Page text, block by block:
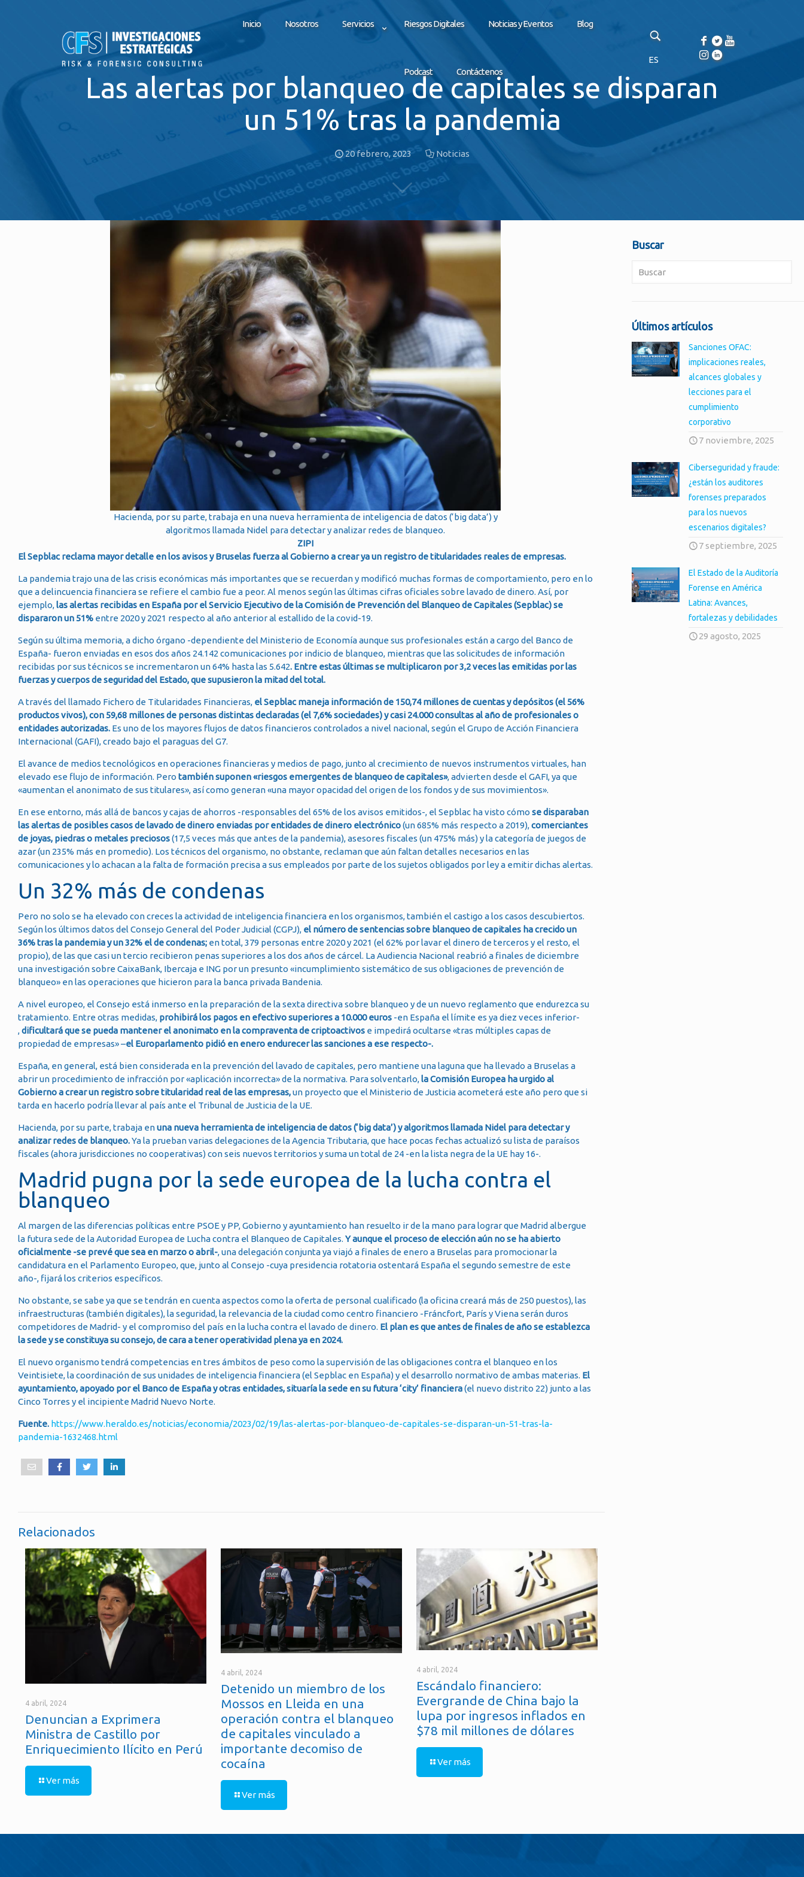
Inicio Nosotros Servicios Riesgos Digitales Noticias y Eventos Blog
Podcast Contáctenos
ES
Las alertas por blanqueo de capitales se disparan
un 51% tras la pandemia
20 febrero, 2023 Noticias
Hacienda, por su parte, trabaja en una nueva herramienta de inteligencia de datos (‘big data’) y
algoritmos llamada Nidel para detectar y analizar redes de blanqueo.
ZIPI
El Sepblac reclama mayor detalle en los avisos y Bruselas fuerza al Gobierno a crear ya un registro de titularidades reales de empresas.
La pandemia trajo una de las crisis económicas más importantes que se recuerdan y modificó muchas formas de comportamiento, pero en lo
que a delincuencia financiera se refiere el cambio fue a peor. Al menos según las últimas cifras oficiales sobre lavado de dinero. Así, por
ejemplo,las alertas recibidas en España por el Servicio Ejecutivo de la Comisión de Prevención del Blanqueo de Capitales (Sepblac) se
dispararon un 51% entre 2020 y 2021 respecto al año anterior al estallido de la covid-19.
Según su última memoria, a dicho órgano -dependiente del Ministerio de Economía aunque sus profesionales están a cargo del Banco de
España- fueron enviadas en esos dos años 24.142 comunicaciones por indicio de blanqueo, mientras que las solicitudes de información
recibidas por sus técnicos se incrementaron un 64% hasta las 5.642. Entre estas últimas se multiplicaron por 3,2 veces las emitidas por las
fuerzas y cuerpos de seguridad del Estado, que supusieron la mitad del total.
A través del llamado Fichero de Titularidades Financieras, el Sepblac maneja información de 150,74 millones de cuentas y depósitos (el 56%
productos vivos), con 59,68 millones de personas distintas declaradas (el 7,6% sociedades) y casi 24.000 consultas al año de profesionales o
entidades autorizadas. Es uno de los mayores flujos de datos financieros controlados a nivel nacional, según el Grupo de Acción Financiera
Internacional (GAFI), creado bajo el paraguas del G7.
El avance de medios tecnológicos en operaciones financieras y medios de pago, junto al crecimiento de nuevos instrumentos virtuales, han
elevado ese flujo de información. Pero también suponen «riesgos emergentes de blanqueo de capitales», advierten desde el GAFI, ya que
«aumentan el anonimato de sus titulares», así como generan «una mayor opacidad del origen de los fondos y de sus movimientos».
En ese entorno, más allá de bancos y cajas de ahorros -responsables del 65% de los avisos emitidos-, el Sepblac ha visto cómo se disparaban
las alertas de posibles casos de lavado de dinero enviadas por entidades de dinero electrónico(un 685% más respecto a 2019),comerciantes
de joyas, piedras o metales preciosos(17,5 veces más que antes de la pandemia), asesores fiscales (un 475% más) y la categoría de juegos de
azar (un 235% más en promedio). Los técnicos del organismo, no obstante, reclaman que aún faltan detalles necesarios en las
comunicaciones y lo achacan a la falta de formación precisa a sus empleados por parte de los sujetos obligados por ley a emitir dichas alertas.
Un 32% más de condenas
Pero no solo se ha elevado con creces la actividad de inteligencia financiera en los organismos, también el castigo a los casos descubiertos.
Según los últimos datos del Consejo General del Poder Judicial (CGPJ), el número de sentencias sobre blanqueo de capitales ha crecido un
36% tras la pandemia y un 32% el de condenas; en total, 379 personas entre 2020 y 2021 (el 62% por lavar el dinero de terceros y el resto, el
propio), de las que casi un tercio recibieron penas superiores a los dos años de cárcel. La Audiencia Nacional reabrió a finales de diciembre
una investigación sobre CaixaBank, Ibercaja e ING por un presunto «incumplimiento sistemático de sus obligaciones de prevención de
blanqueo» en las operaciones que hicieron para la banca privada Bandenia.
A nivel europeo, el Consejo está inmerso en la preparación de la sexta directiva sobre blanqueo y de un nuevo reglamento que endurezca su
tratamiento. Entre otras medidas, prohibirá los pagos en efectivo superiores a 10.000 euros -en España el límite es ya diez veces inferior-
,dificultará que se pueda mantener el anonimato en la compraventa de criptoactivos e impedirá ocultarse «tras múltiples capas de
propiedad de empresas» –el Europarlamento pidió en enero endurecer las sanciones a ese respecto-.
España, en general, está bien considerada en la prevención del lavado de capitales, pero mantiene una laguna que ha llevado a Bruselas a
abrir un procedimiento de infracción por «aplicación incorrecta» de la normativa. Para solventarlo,la Comisión Europea ha urgido al
Gobierno a crear un registro sobre titularidad real de las empresas,un proyecto que el Ministerio de Justicia acometerá este año pero que si
tarda en hacerlo podría llevar al país ante el Tribunal de Justicia de la UE.
Hacienda, por su parte, trabaja enuna nueva herramienta de inteligencia de datos (‘big data’) y algoritmos llamada Nidel para detectar y
analizar redes de blanqueo.Ya la prueban varias delegaciones de la Agencia Tributaria, que hace pocas fechas actualizó su lista de paraísos
fiscales (ahora jurisdicciones no cooperativas) con seis nuevos territorios y suma un total de 24 -en la lista negra de la UE hay 16-.
Madrid pugna por la sede europea de la lucha contra el
blanqueo
Al margen de las diferencias políticas entre PSOE y PP, Gobierno y ayuntamiento han resuelto ir de la mano para lograr que Madrid albergue
la futura sede de la Autoridad Europea de Lucha contra el Blanqueo de Capitales. Y aunque el proceso de elección aún no se ha abierto
oficialmente -se prevé que sea en marzo o abril-, una delegación conjunta ya viajó a finales de enero a Bruselas para promocionar la
candidatura en el Parlamento Europeo, que, junto al Consejo -cuya presidencia rotatoria ostentará España el segundo semestre de este
año-, fijará los criterios específicos.
No obstante, se sabe ya que se tendrán en cuenta aspectos como la oferta de personal cualificado (la oficina creará más de 250 puestos), las
infraestructuras (también digitales), la seguridad, la relevancia de la ciudad como centro financiero -Fráncfort, París y Viena serán duros
competidores de Madrid- y el compromiso del país en la lucha contra el lavado de dinero. El plan es que antes de finales de año se establezca
la sede y se constituya su consejo, de cara a tener operatividad plena ya en 2024.
El nuevo organismo tendrá competencias en tres ámbitos de peso como la supervisión de las obligaciones contra el blanqueo en los
Veintisiete, la coordinación de sus unidades de inteligencia financiera (el Sepblac en España) y el desarrollo normativo de ambas materias. El
ayuntamiento, apoyado por el Banco de España y otras entidades, situaría la sede en su futura ‘city’ financiera(el nuevo distrito 22) junto a las
Cinco Torres y el incipiente Madrid Nuevo Norte.
Fuente. https://www.heraldo.es/noticias/economia/2023/02/19/las-alertas-por-blanqueo-de-capitales-se-disparan-un-51-tras-la-
pandemia-1632468.html
Relacionados
4 abril, 2024
Denuncian a Exprimera
Ministra de Castillo por
Enriquecimiento Ilícito en Perú
Ver más
4 abril, 2024
Detenido un miembro de los
Mossos en Lleida en una
operación contra el blanqueo
de capitales vinculado a
importante decomiso de
cocaína
Ver más
4 abril, 2024
Escándalo financiero:
Evergrande de China bajo la
lupa por ingresos inflados en
$78 mil millones de dólares
Ver más
Buscar
Últimos artículos
Sanciones OFAC:
implicaciones reales,
alcances globales y
lecciones para el
cumplimiento
corporativo
7 noviembre, 2025
Ciberseguridad y fraude:
¿están los auditores
forenses preparados
para los nuevos
escenarios digitales?
7 septiembre, 2025
El Estado de la Auditoría
Forense en América
Latina: Avances,
fortalezas y debilidades
29 agosto, 2025